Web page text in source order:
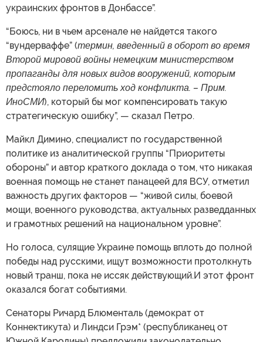
украинских фронтов в Донбассе”.
“Боюсь, ни в чьем арсенале не найдется такого
“вундерваффе” (термин, введенный в оборот во время
Второй мировой войны немецким министерством
пропаганды для новых видов вооружений, которым
предстояло переломить ход конфликта. – Прим.
ИноСМИ), который бы мог компенсировать такую
стратегическую ошибку”, — сказал Петро.
Майкл Димино, специалист по государственной
политике из аналитической группы “Приоритеты
обороны” и автор краткого доклада о том, что никакая
военная помощь не станет панацеей для ВСУ, отметил
важность других факторов — “живой силы, боевой
мощи, военного руководства, актуальных разведданных
и грамотных решений на национальном уровне”.
Но голоса, сулящие Украине помощь вплоть до полной
победы над русскими, ищут возможности протолкнуть
новый транш, пока не иссяк действующий.И этот фронт
оказался богат событиями.
Сенаторы Ричард Блюменталь (демократ от
Коннектикута) и Линдси Грэм* (республиканец от